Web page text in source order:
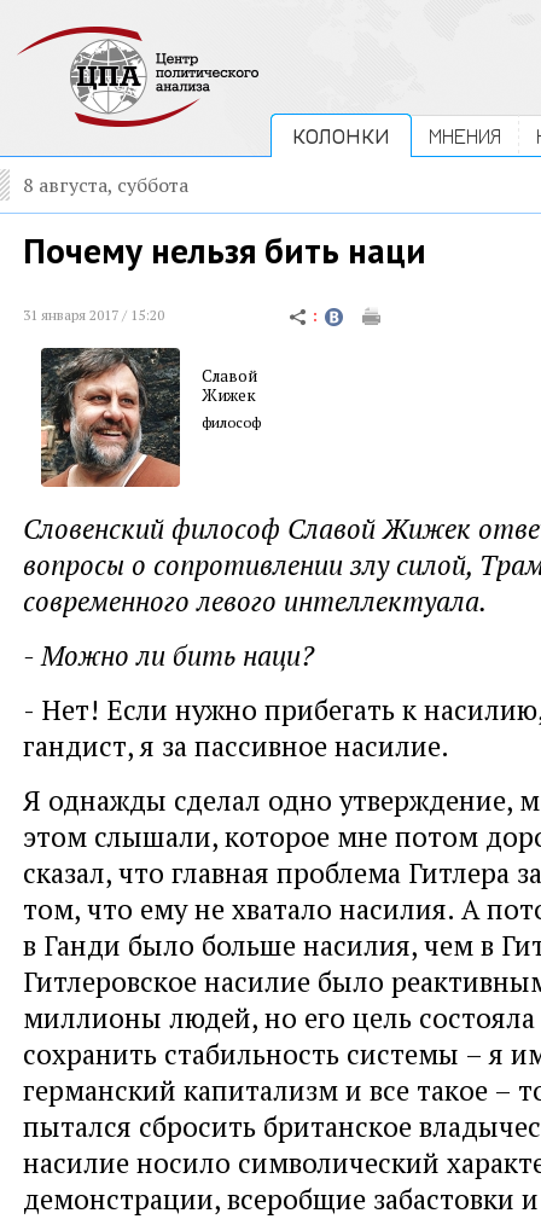
КОЛОНКИ МНЕНИЯ
8 августа, суббота
Почему нельзя бить наци
31 января 2017 / 15:20
Славой
Жижек
философ
Словенский философ Славой Жижек
вопросы о сопротивлении злу силой,
современного левого интеллектуала.
- Можно ли бить наци?
- Нет! Если нужно прибегать к
гандист, я за пассивное насилие.
Я однажды сделал одно утверждение,
этом слышали, которое мне потом
сказал, что главная проблема Гитлера
том, что ему не хватало насилия. А
в Ганди было больше насилия, чем в
Гитлеровское насилие было
миллионы людей, но его цель
сохранить стабильность системы – я
германский капитализм и все такое –
пытался сбросить британское
насилие носило символический
демонстрации, всеробщие забастовки